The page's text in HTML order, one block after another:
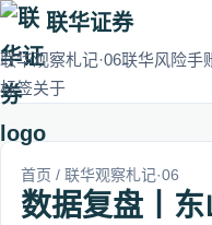
联华证券
联华观察札记·06联华风险手
标签关于
首页 / 联华观察札记·06
数据复盘丨